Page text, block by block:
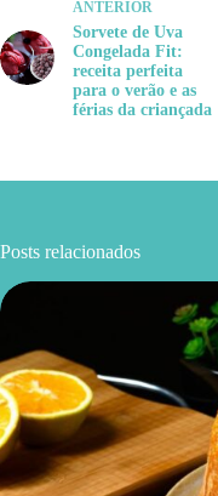
ANTERIOR
Sorvete de Uva
Congelada Fit:
receita perfeita
para o verão e as
férias da criançada
Posts relacionados